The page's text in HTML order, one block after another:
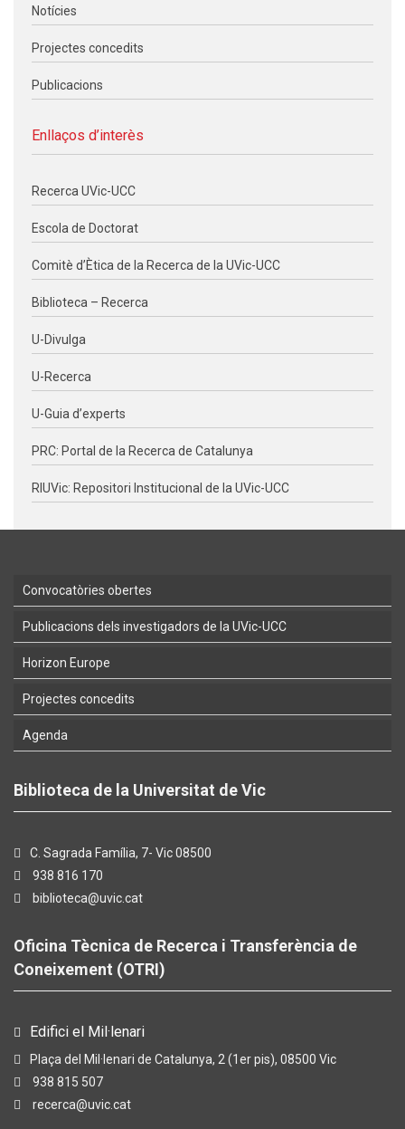
Notícies
Projectes concedits
Publicacions
Enllaços d’interès
Recerca UVic-UCC
Escola de Doctorat
Comitè d’Ètica de la Recerca de la UVic-UCC
Biblioteca – Recerca
U-Divulga
U-Recerca
U-Guia d’experts
PRC: Portal de la Recerca de Catalunya
RIUVic: Repositori Institucional de la UVic-UCC
Convocatòries obertes
Publicacions dels investigadors de la UVic-UCC
Horizon Europe
Projectes concedits
Agenda
Biblioteca de la Universitat de Vic
C. Sagrada Família, 7- Vic 08500
938 816 170
biblioteca@uvic.cat
Oficina Tècnica de Recerca i Transferència de
Coneixement (OTRI)
Edifici el Mil·lenari
Plaça del Mil·lenari de Catalunya, 2 (1er pis), 08500 Vic
938 815 507
recerca@uvic.cat